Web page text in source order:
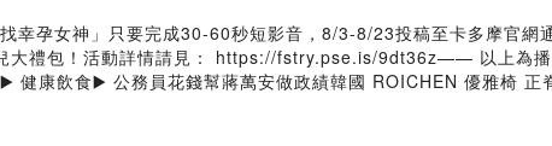
幸孕女神」只要完成30-60秒短影音，8/3-8/23投稿至卡多摩官
大禮包！活動詳情請見： https://fstry.pse.is/9dt36z—— 以上
健康飲食▶️ 公務員花錢幫蔣萬安做政績韓國 ROICHEN 優雅椅
工商合作來信接洽：wetofriends@gmail.com-重新